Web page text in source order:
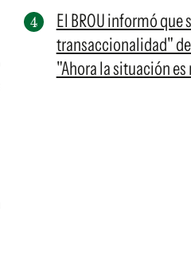
El BROU informó
transaccionalidad"
"Ahora la situación